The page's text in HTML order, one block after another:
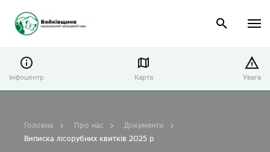
Інфоцентр Карта Увага
Головна Про нас
Документи
Виписка лісорубних квитків 2025 р